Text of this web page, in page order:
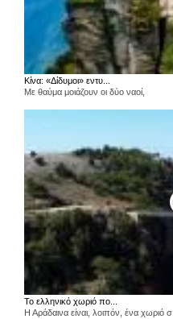
Κίνα: «Δίδυμοι» εντυ...
Με θαύμα μοιάζουν οι δύο ναοί,
Το ελληνικό χωριό πο...
Η Αράδαινα είναι, λοιπόν, ένα χωριό σ